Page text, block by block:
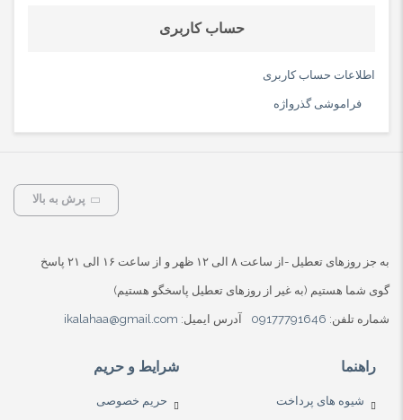
حساب کاربری
اطلاعات حساب کاربری
فراموشی گذرواژه
پرش به بالا
به جز روزهای تعطیل -از ساعت ۸ الی ۱۲ ظهر و از ساعت ۱۶ الی ۲۱ پاسخ
گوی شما هستیم (به غیر از روزهای تعطیل پاسخگو هستیم)
شماره تلفن: 09177791646 آدرس ایمیل: ikalahaa@gmail.com
راهنما
شیوه های پرداخت
شرایط و حریم
حریم خصوصی